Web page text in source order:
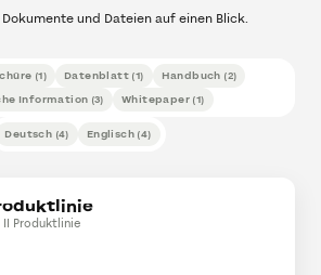
und Dateien auf einen Blick.
(1) Datenblatt (1) Handbuch (2)
Information (3) Whitepaper(1)
Deutsch (4) Englisch (4)
Produktlinie